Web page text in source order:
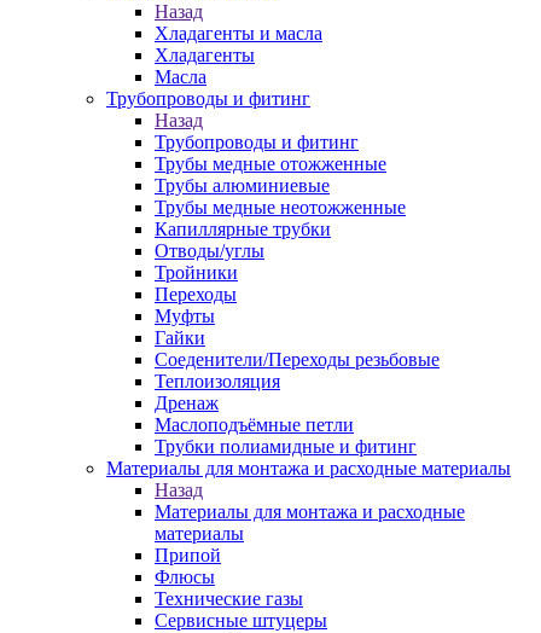
Назад
Хладагенты и масла
Хладагенты
Масла
Трубопроводы и фитинг
Назад
Трубопроводы и фитинг
Трубы медные отожженные
Трубы алюминиевые
Трубы медные неотожженные
Капиллярные трубки
Отводы/углы
Тройники
Переходы
Муфты
Гайки
Соеденители/Переходы резьбовые
Теплоизоляция
Дренаж
Маслоподъёмные петли
Трубки полиамидные и фитинг
Материалы для монтажа и расходные материалы
Назад
Материалы для монтажа и расходные
материалы
Припой
Флюсы
Технические газы
Сервисные штуцеры